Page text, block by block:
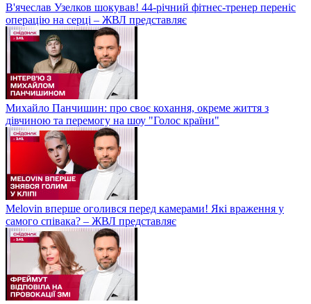
В'ячеслав Узелков шокував! 44-річний фітнес-тренер переніс
операцію на серці – ЖВЛ представляє
Михайло Панчишин: про своє кохання, окреме життя з
дівчиною та перемогу на шоу "Голос країни"
Melovin вперше оголився перед камерами! Які враження у
самого співака? – ЖВЛ представляє